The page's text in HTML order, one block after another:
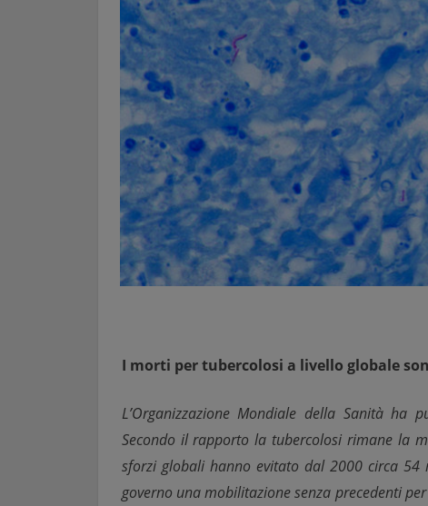
I morti per tubercolosi a livello globale
L’Organizzazione Mondiale della Sanità ha
Secondo il rapporto la tubercolosi rimane la
sforzi globali hanno evitato dal 2000 circa
governo una mobilitazione senza precedenti